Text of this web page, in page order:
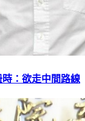
：欲走中間路線